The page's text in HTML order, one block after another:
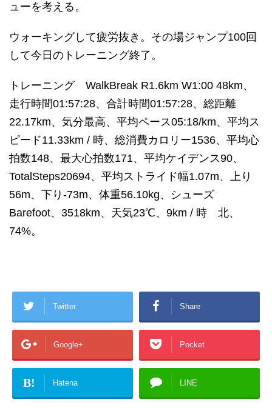
ューを考える。
ウォーキングして疲労抜き。その場ジャンプ100回
して今日のトレーニング終了。
トレーニング WalkBreak R1.6km W1:00 48km、
走行時間01:57:28、合計時間01:57:28、総距離
22.17km、気分最高、平均ペース05:18/km、平均ス
ピード11.33km / 時、総消費カロリー1536、平均心
拍数148、最大心拍数171、平均ケイデンス90、
TotalSteps20694、平均ストライド幅1.07m、上り
56m、下り-73m、体重56.10kg、シューズ
Barefoot、3518km、天気23℃、9km / 時 北、
74%。
Twitter Share
Google+ Pocket
B! Hatena LINE